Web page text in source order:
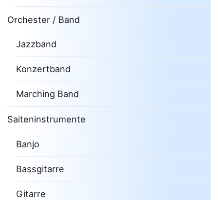
Orchester / Band
Jazzband
Konzertband
Marching Band
Saiteninstrumente
Banjo
Bassgitarre
Gitarre